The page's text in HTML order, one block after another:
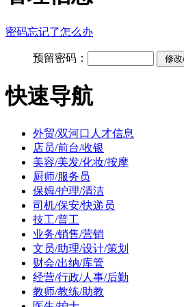
密码忘记了怎么办
预留密码：
快速导航
外贸/双河口人才信息
店员/前台/收银
美容/美发/化妆/按摩
厨师/服务员
保姆/护理/清洁
司机/保安/快递员
技工/普工
业务/销售/营销
文员/助理/设计/策划
财会/出纳/库管
经营/行政/人事/后勤
教师/教练/助教